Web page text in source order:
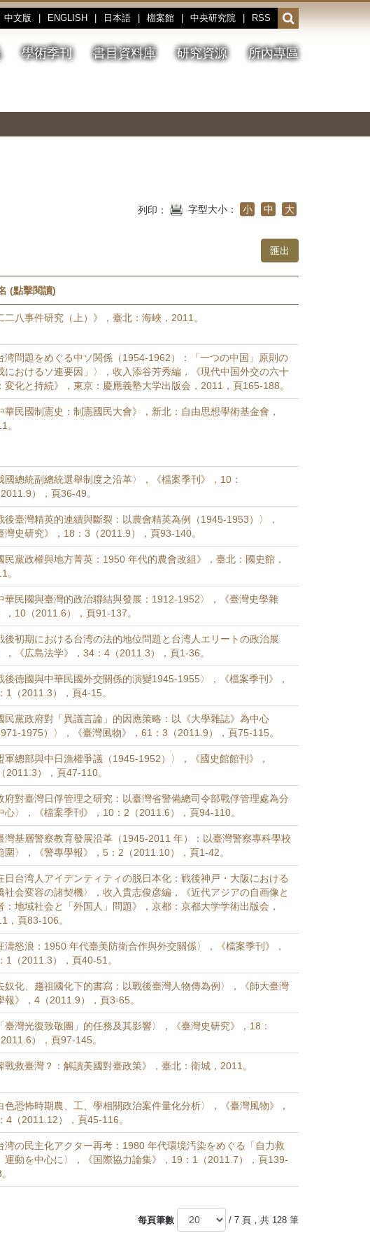
中文版 ENGLISH 日本語 檔案館 中央研究院 RSS
開
啟
或
收
學術季刊 書目資料庫 研究資源 所內專區
停、
圖
圖
結
列印： 字型大小： 小 中 大
(點擊閱讀)
二八事件研究（上）》，臺北：海峽，2011。
湾問題をめぐる中ソ関係（1954-1962）：「一つの中国」原則の
におけるソ連要因」〉，收入添谷芳秀編，《現代中国外交の六十
変化と持続》，東京：慶應義塾大学出版会，2011，頁165-188。
華民國制憲史：制憲國民大會》，新北：自由思想學術基金會，
。
國總統副總統選舉制度之沿革〉，《檔案季刊》，10：
），頁36-49。
後臺灣精英的連續與斷裂：以農會精英為例（1945-1953）〉，
灣史研究》，18：3（2011.9），頁93-140。
民黨政權與地方菁英：1950 年代的農會改組》，臺北：國史館，
。
華民國與臺灣的政治聯結與發展：1912-1952〉，《臺灣史學雜
，10（2011.6），頁91-137。
後初期における台湾の法的地位問題と台湾人エリートの政治展
，《広島法学》，34：4（2011.3），頁1-36。
後德國與中華民國外交關係的演變1945-1955〉，《檔案季刊》，
1（2011.3），頁4-15。
民黨政府對「異議言論」的因應策略：以《大學雜誌》為中心
1975）〉，《臺灣風物》，61：3（2011.9），頁75-115。
軍總部與中日漁權爭議（1945-1952）〉，《國史館館刊》，
2011.3），頁47-110。
府對臺灣日俘管理之研究：以臺灣省警備總司令部戰俘管理處為分
心〉，《檔案季刊》，10：2（2011.6），頁94-110。
灣基層警察教育發展沿革（1945-2011 年）：以臺灣警察專科學校
圍〉，《警專學報》，5：2（2011.10），頁1-42。
日台湾人アイデンティティの脱日本化：戦後神戸・大阪における
社会変容の諸契機〉，收入貴志俊彦編，《近代アジアの自画像と
：地域社会と「外国人」問題》，京都：京都大学学術出版会，
，頁83-106。
濤怒浪：1950 年代臺美防衛合作與外交關係〉，《檔案季刊》，
1（2011.3），頁40-51。
奴化、趨祖國化下的書寫：以戰後臺灣人物傳為例〉，《師大臺灣
報》，4（2011.9），頁3-65。
臺灣光復致敬團」的任務及其影響〉，《臺灣史研究》，18：
），頁97-145。
戰救臺灣？：解讀美國對臺政策》，臺北：衛城，2011。
色恐怖時期農、工、學相關政治案件量化分析〉，《臺灣風物》，
4（2011.12），頁45-116。
湾の民主化アクター再考：1980 年代環境汚染をめぐる「自力救
運動を中心に〉，《国際協力論集》，19：1（2011.7），頁139-
每頁筆數 / 7 頁，共 128 筆